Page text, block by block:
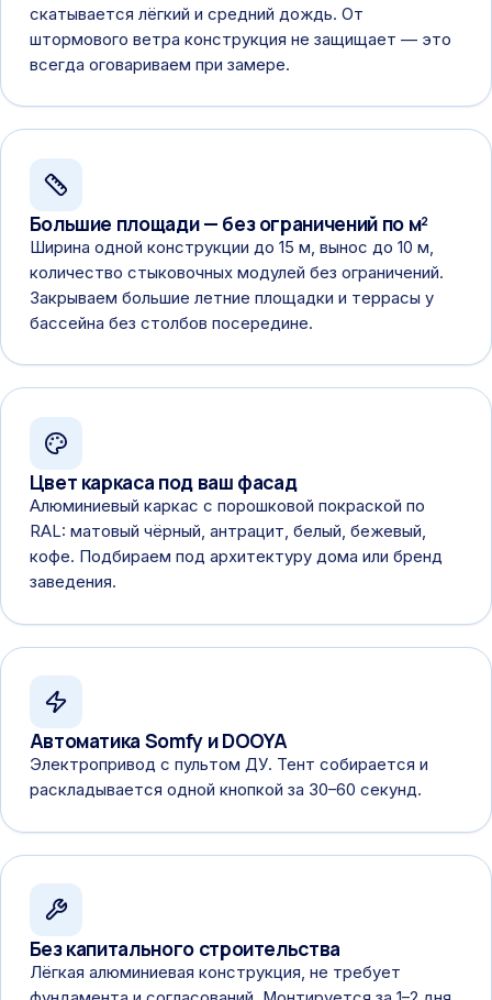
скатывается лёгкий и средний дождь. От
штормового ветра конструкция не защищает — это
всегда оговариваем при замере.
Большие площади — без ограничений по м²
Ширина одной конструкции до 15 м, вынос до 10 м,
количество стыковочных модулей без ограничений.
Закрываем большие летние площадки и террасы у
бассейна без столбов посередине.
Цвет каркаса под ваш фасад
Алюминиевый каркас с порошковой покраской по
RAL: матовый чёрный, антрацит, белый, бежевый,
кофе. Подбираем под архитектуру дома или бренд
заведения.
Автоматика Somfy и DOOYA
Электропривод с пультом ДУ. Тент собирается и
раскладывается одной кнопкой за 30–60 секунд.
Без капитального строительства
Лёгкая алюминиевая конструкция, не требует